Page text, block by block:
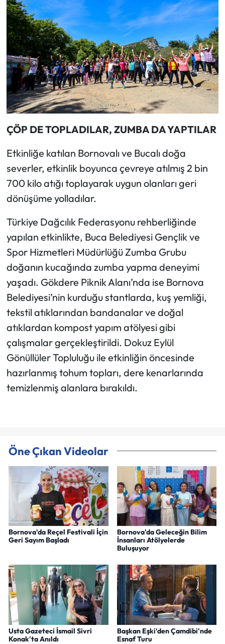
ÇÖP DE TOPLADILAR, ZUMBA DA YAPTILAR
Etkinliğe katılan Bornovalı ve Bucalı doğa
severler, etkinlik boyunca çevreye atılmış 2 bin
700 kilo atığı toplayarak uygun olanları geri
dönüşüme yolladılar.
Türkiye Dağcılık Federasyonu rehberliğinde
yapılan etkinlikte, Buca Belediyesi Gençlik ve
Spor Hizmetleri Müdürlüğü Zumba Grubu
doğanın kucağında zumba yapma deneyimi
yaşadı. Gökdere Piknik Alanı’nda ise Bornova
Belediyesi’nin kurduğu stantlarda, kuş yemliği,
tekstil atıklarından bandanalar ve doğal
atıklardan kompost yapım atölyesi gibi
çalışmalar gerçekleştirildi. Dokuz Eylül
Gönüllüler Topluluğu ile etkinliğin öncesinde
hazırlanmış tohum topları, dere kenarlarında
temizlenmiş alanlara bırakıldı.
Öne Çıkan Videolar
Bornova'da Reçel Festivali İçin
Geri Sayım Başladı
Bornova'da Geleceğin Bilim
İnsanları Atölyelerde
Buluşuyor
Usta Gazeteci İsmail Sivri
Konak'ta Anıldı
Başkan Eşki'den Çamdibi'nde
Esnaf Turu